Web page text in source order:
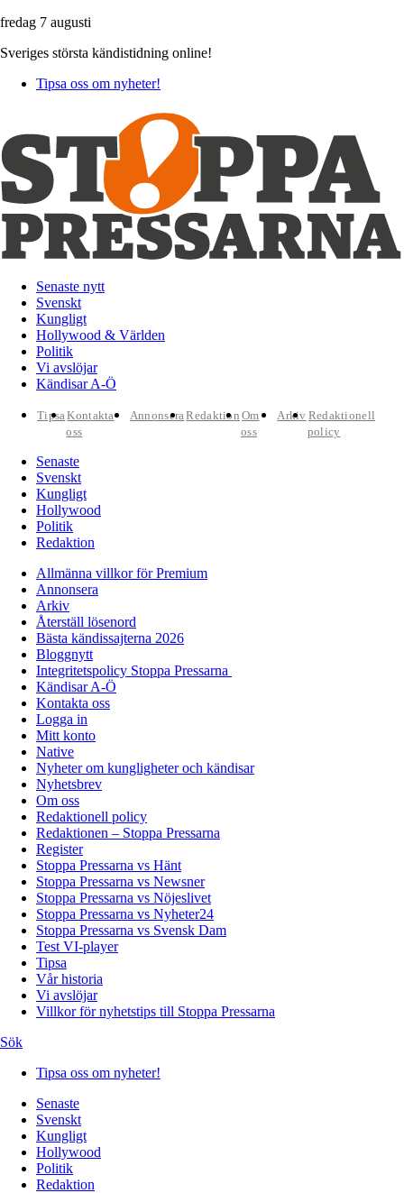
fredag 7 augusti
Sveriges största kändistidning online!
Tipsa oss om nyheter!
Senaste nytt
Svenskt
Kungligt
Hollywood & Världen
Politik
Vi avslöjar
Kändisar A-Ö
TipsaKontakta
oss
AnnonseraRedaktion Om
oss
Arkiv Redaktionell
policy
Senaste
Svenskt
Kungligt
Hollywood
Politik
Redaktion
Allmänna villkor för Premium
Annonsera
Arkiv
Återställ lösenord
Bästa kändissajterna 2026
Bloggnytt
Integritetspolicy Stoppa Pressarna
Kändisar A-Ö
Kontakta oss
Logga in
Mitt konto
Native
Nyheter om kungligheter och kändisar
Nyhetsbrev
Om oss
Redaktionell policy
Redaktionen – Stoppa Pressarna
Register
Stoppa Pressarna vs Hänt
Stoppa Pressarna vs Newsner
Stoppa Pressarna vs Nöjeslivet
Stoppa Pressarna vs Nyheter24
Stoppa Pressarna vs Svensk Dam
Test VI-player
Tipsa
Vår historia
Vi avslöjar
Villkor för nyhetstips till Stoppa Pressarna
Sök
Tipsa oss om nyheter!
Senaste
Svenskt
Kungligt
Hollywood
Politik
Redaktion